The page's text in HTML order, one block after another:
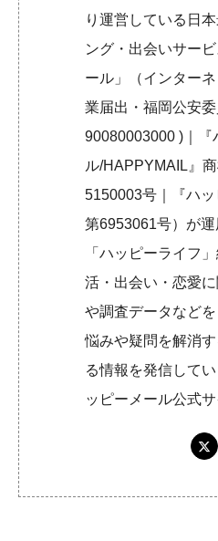
り運営している日
ング・出会いサー
ール」（インター
業届出・福岡公安
90080003000 )｜『
ル/HAPPYMAIL』
5150003号｜『ハ
第6953061号）が
「ハッピーライフ
活・出会い・恋愛
や調査データなど
悩みや疑問を解消
る情報を発信し
ッピーメール公式サ